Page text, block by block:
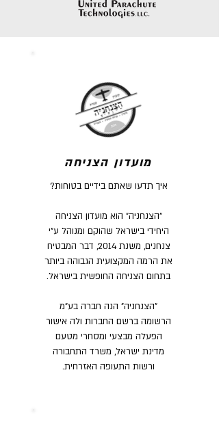
מועדון הצניחה
איך תדעו שאתם בידיים בטוחות?
"הצנחניה" הוא מועדון הצניחה
היחידי בישראל שהוקם ומנוהל ע"י
צנחנים, משנת 2014, דבר המבטיח
את הרמה המקצועית הגבוהה ביותר
בתחום הצניחה החופשית בישראל.
"הצנחניה" הנה חברה בע"מ
הרשומה ברשם החברות ולה אישור
הפעלה מבצעי ומסחרי מטעם
מדינת ישראל, משרד התחבורה
ורשות התעופה האזרחית.